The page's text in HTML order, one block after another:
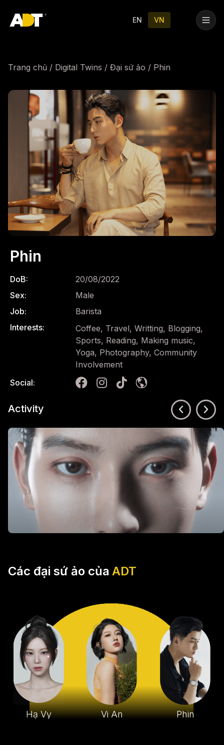
VN
EN
Trang chủ / Digital Twins / Đại sứ ảo / Phin
Phin
DoB:
20/08/2022
Sex:
Male
Job:
Barista
Interests:
Coffee, Travel, Writting, Blogging,
Sports, Reading, Making music,
Yoga, Photography, Community
Involvement
Social:
Activity
Các đại sứ ảo của ADT
Hạ Vy Vi An Phin